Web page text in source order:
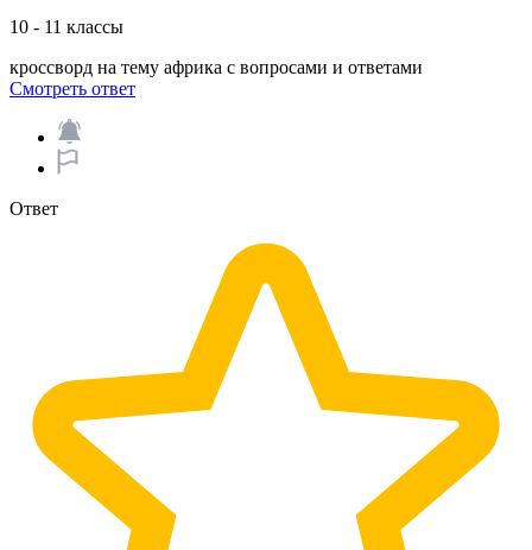
10 - 11 классы
кроссворд на тему африка с вопросами и ответами​
Смотреть ответ
Ответ